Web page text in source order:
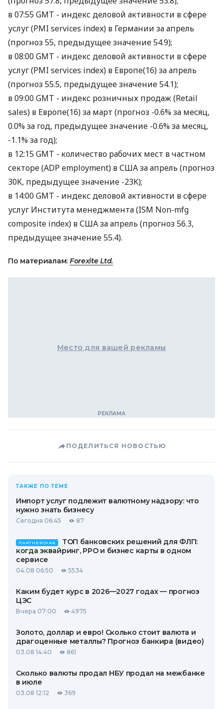
в 07:55 GMT - индекс деловой активности в сфере
услуг (PMI services index) в Германии за апрель
(прогноз 55, предыдущее значение 54.9);
в 08:00 GMT - индекс деловой активности в сфере
услуг (PMI services index) в Европе(16) за апрель
(прогноз 55.5, предыдущее значение 54.1);
в 09:00 GMT - индекс розничных продаж (Retail
sales) в Европе(16) за март (прогноз -0.6% за месяц,
0.0% за год, предыдущее значение -0.6% за месяц,
-1.1% за год);
в 12:15 GMT - количество рабочих мест в частном
секторе (ADP employment) в США за апрель (прогноз
30K, предыдущее значение -23K);
в 14:00 GMT - индекс деловой активности в сфере
услуг Института менеджмента (ISM Non-mfg
composite index) в США за апрель (прогноз 56.3,
предыдущее значение 55.4).
По материалам: Forexite Ltd.
Место для вашей рекламы
ПОДЕЛИТЬСЯ НОВОСТЬЮ
ТАКЖЕ ПО ТЕМЕ
Импорт услуг подлежит валютному надзору: что
нужно знать бизнесу
Сегодня 06:45 87
ПАРТНЕРСКАЯ
ТОП банковских решений для ФЛП:
когда эквайринг, РРО и бизнес карты в одном
сервисе
04.08 06:50 5534
Каким будет курс в 2026—2027 годах — прогноз
ЦЭС
Вчера 07:00 4975
Золото, доллар и евро! Сколько стоит валюта и
драгоценные металлы? Прогноз банкира (видео)
03.08 14:40 861
Сколько валюты продал НБУ продал на межбанке
в июле
03.08 12:12 369